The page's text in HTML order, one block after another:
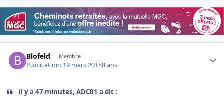
Blofeld Membre
Publication: 19 mars 20188 ans
il y a 47 minutes, ADC01 a dit :